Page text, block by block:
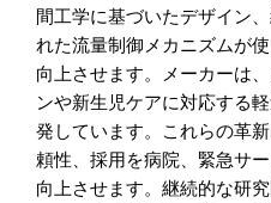
間工学に基づいたデザイン
れた流量制御メカニズムが
向上させます。メーカーは
ンや新生児ケアに対応する
発しています。これらの革
頼性、採用を病院、緊急サ
向上させます。継続的な研